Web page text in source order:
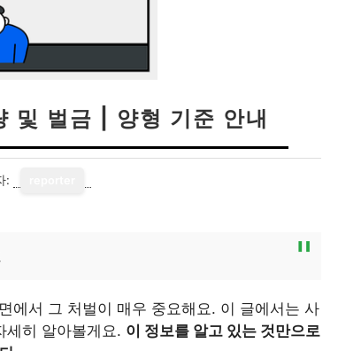
및 벌금 | 양형 기준 안내
:
에서 그 처벌이 매우 중요해요. 이 글에서는 사
세히 알아볼게요. 이 정보를 알고 있는 것만으로